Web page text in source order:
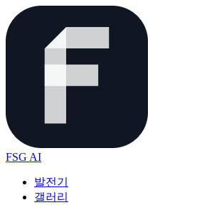
FSG AI
발전기
갤러리